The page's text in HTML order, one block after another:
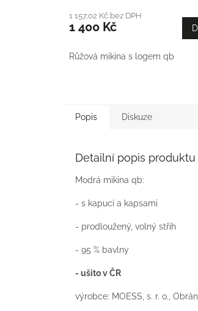
1 157,02 Kč bez DPH
1 400 Kč
Růžová mikina s logem qb
Popis Diskuze
Detailní popis produktu
Modrá mikina qb:
- s kapucí a kapsami
- prodloužený, volný střih
- 95 % bavlny
- ušito v ČR
výrobce: MOESS, s. r. o.,